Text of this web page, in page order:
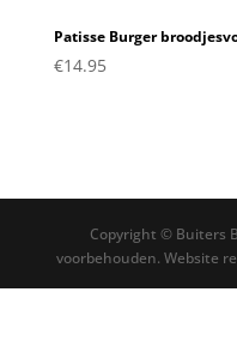
Patisse Burger
€14.95
Copyright © Buiters
voorbehouden. Website